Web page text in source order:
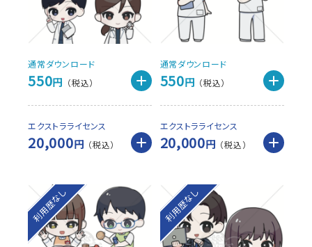
通常ダウンロード
550円
エクストラライセンス
20,000円
通常ダウンロード
550円
エクストラライセンス
20,000円
利用歴なし 利用歴なし